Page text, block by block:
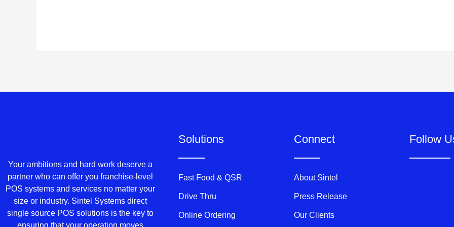
Your ambitions and hard work deserve a
partner who can offer you franchise-level
POS systems and services no matter your
size or industry. Sintel Systems direct
single source POS solutions is the key to
ensuring that your operation moves
Solutions
Fast Food & QSR
Drive Thru
Online Ordering
Connect
About Sintel
Press Release
Our Clients
Follow